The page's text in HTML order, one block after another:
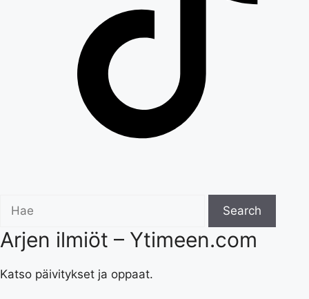
for:
Search
Arjen ilmiöt – Ytimeen.com
Katso päivitykset ja oppaat.